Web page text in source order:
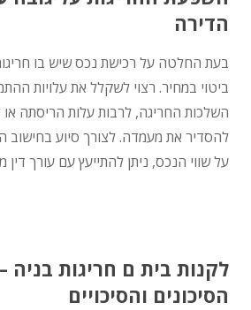
הדירה
בעת החלטה על רכישת נכס שיש בו
ביטוי במחיר. רצוי לשקלל את עלויות
השלכות החריגה, לרבות עלות הריסתה או
להסדיר את מעמדה. לצורך סיוע בחישוב
על שווי הנכס, ניתן להתייעץ עם עורך דין
לקנות בית ם חריגות בניה
הסיכונים והסיכויים